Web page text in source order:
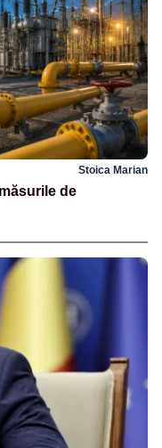
Stoica Marian
de